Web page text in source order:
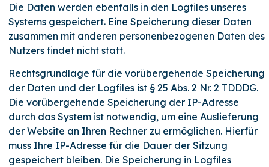
Die Daten werden ebenfalls in den Logfiles unseres
Systems gespeichert. Eine Speicherung dieser Daten
zusammen mit anderen personenbezogenen Daten des
Nutzers findet nicht statt.
Rechtsgrundlage für die vorübergehende Speicherung
der Daten und der Logfiles ist § 25 Abs. 2 Nr. 2 TDDDG.
Die vorübergehende Speicherung der IP-Adresse
durch das System ist notwendig, um eine Auslieferung
der Website an Ihren Rechner zu ermöglichen. Hierfür
muss Ihre IP-Adresse für die Dauer der Sitzung
gespeichert bleiben. Die Speicherung in Logfiles